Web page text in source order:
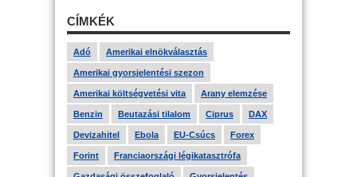
CÍMKÉK
Adó Amerikai elnökválasztás
Amerikai gyorsjelentési szezon
Amerikai költségvetési vita Arany elemzése
Benzin Beutazási tilalom Ciprus DAX
Devizahitel Ebola EU-Csúcs Forex
Forint Franciaországi légikatasztrófa